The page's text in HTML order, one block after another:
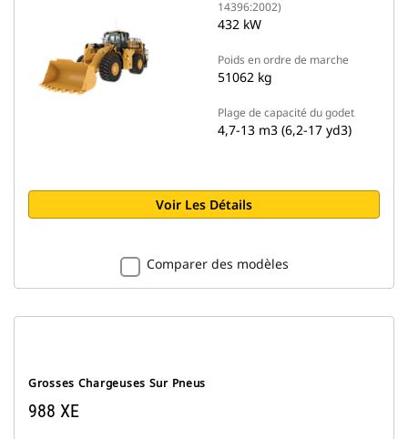
14396:2002)
432 kW
Poids en ordre de marche
51062 kg
Plage de capacité du godet
4,7-13 m3 (6,2-17 yd3)
Voir Les Détails
Comparer des modèles
Grosses Chargeuses Sur Pneus
988 XE